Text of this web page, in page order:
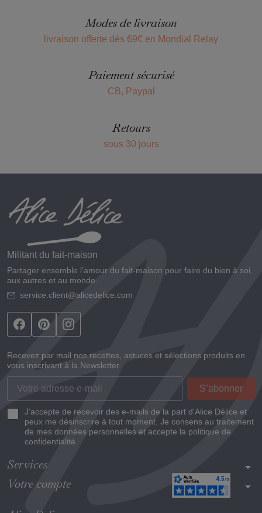
Modes de livraison
livraison offerte dès 69€ en Mondial Relay
Paiement sécurisé
CB, Paypal
Retours
sous 30 jours
Militant du fait-maison
Partager ensemble l’amour du fait-maison pour faire du bien à soi,
aux autres et au monde.
service.client@alicedelice.com
Recevez par mail nos recettes, astuces et sélections produits en
vous inscrivant à la Newsletter.
J'accepte de recevoir des e-mails de la part d'Alice Délice et
peux me désinscrire à tout moment. Je consens au traitement
de mes données personnelles et accepte la politique de
confidentialité.
Services arrow_drop_down
Votre compte arrow_drop_down